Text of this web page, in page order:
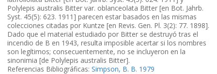
Polylepis australis Bitter var. oblanceolata Bitter [en Bot. Jahrb.
Syst. 45(5): 623. 1911] parecen estar basados en las mismas
colecciones citadas por Kuntze [en Revis. Gen. Pl. 3(2): 77. 1898].
Dado que el material estudiado por Bitter se destruyó tras el
incendio de B en 1943, resulta imposible acertar si los nombres
son legítimos; consecuentemente, no se incluyeron en la
sinonimia [de Polylepis australis Bitter].
Referencias Bibliográficas: Simpson, B. B. 1979